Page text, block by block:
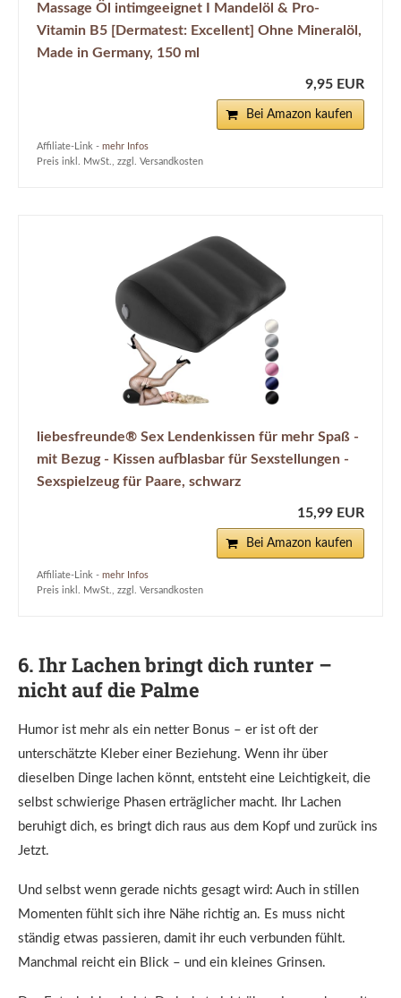
Massage Öl intimgeeignet I Mandelöl & Pro-
Vitamin B5 [Dermatest: Excellent] Ohne Mineralöl,
Made in Germany, 150 ml
9,95 EUR
Bei Amazon kaufen
Affiliate-Link - mehr Infos
Preis inkl. MwSt., zzgl. Versandkosten
liebesfreunde® Sex Lendenkissen für mehr Spaß -
mit Bezug - Kissen aufblasbar für Sexstellungen -
Sexspielzeug für Paare, schwarz
15,99 EUR
Bei Amazon kaufen
Affiliate-Link - mehr Infos
Preis inkl. MwSt., zzgl. Versandkosten
6. Ihr Lachen bringt dich runter –
nicht auf die Palme
Humor ist mehr als ein netter Bonus – er ist oft der
unterschätzte Kleber einer Beziehung. Wenn ihr über
dieselben Dinge lachen könnt, entsteht eine Leichtigkeit, die
selbst schwierige Phasen erträglicher macht. Ihr Lachen
beruhigt dich, es bringt dich raus aus dem Kopf und zurück ins
Jetzt.
Und selbst wenn gerade nichts gesagt wird: Auch in stillen
Momenten fühlt sich ihre Nähe richtig an. Es muss nicht
ständig etwas passieren, damit ihr euch verbunden fühlt.
Manchmal reicht ein Blick – und ein kleines Grinsen.